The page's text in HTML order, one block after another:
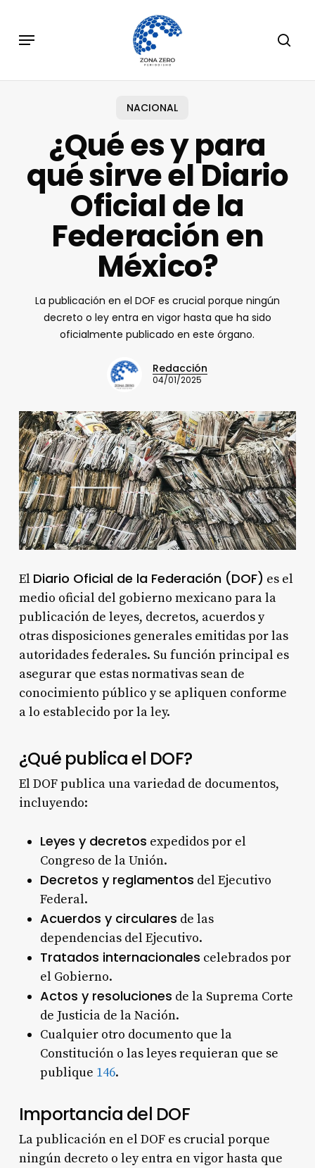
main
Menu
NACIONAL
¿Qué es y para
qué sirve el Diario
Oficial de la
Federación en
México?
La publicación en el DOF es crucial porque ningún
decreto o ley entra en vigor hasta que ha sido
oficialmente publicado en este órgano.
Redacción
04/01/2025
El Diario Oficial de la Federación (DOF) es el
medio oficial del gobierno mexicano para la
publicación de leyes, decretos, acuerdos y
otras disposiciones generales emitidas por las
autoridades federales. Su función principal es
asegurar que estas normativas sean de
conocimiento público y se apliquen conforme
a lo establecido por la ley.
¿Qué publica el DOF?
El DOF publica una variedad de documentos,
incluyendo:
Leyes y decretos expedidos por el
Congreso de la Unión.
Decretos y reglamentos del Ejecutivo
Federal.
Acuerdos y circulares de las
dependencias del Ejecutivo.
Tratados internacionales celebrados por
el Gobierno.
Actos y resoluciones de la Suprema Corte
de Justicia de la Nación.
Cualquier otro documento que la
Constitución o las leyes requieran que se
publique 146.
Importancia del DOF
La publicación en el DOF es crucial porque
ningún decreto o ley entra en vigor hasta que